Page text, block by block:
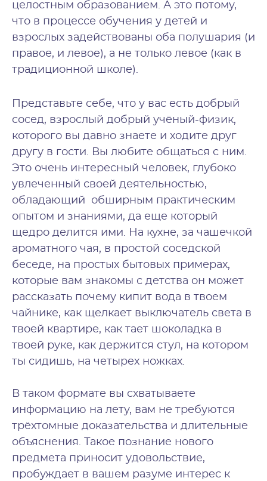
целостным образованием. А это потому,
что в процессе обучения у детей и
взрослых задействованы оба полушария (и
правое, и левое), а не только левое (как в
традиционной школе).
Представьте себе, что у вас есть добрый
сосед, взрослый добрый учёный-физик,
которого вы давно знаете и ходите друг
другу в гости. Вы любите общаться с ним.
Это очень интересный человек, глубоко
увлеченный своей деятельностью,
обладающий обширным практическим
опытом и знаниями, да еще который
щедро делится ими. На кухне, за чашечкой
ароматного чая, в простой соседской
беседе, на простых бытовых примерах,
которые вам знакомы с детства он может
рассказать почему кипит вода в твоем
чайнике, как щелкает выключатель света в
твоей квартире, как тает шоколадка в
твоей руке, как держится стул, на котором
ты сидишь, на четырех ножках.
В таком формате вы схватываете
информацию на лету, вам не требуются
трёхтомные доказательства и длительные
объяснения. Такое познание нового
предмета приносит удовольствие,
пробуждает в вашем разуме интерес к